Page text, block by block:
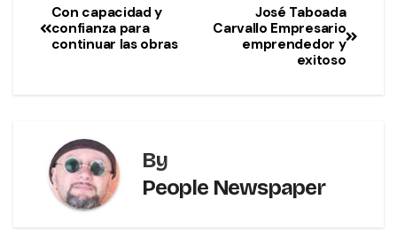
José Taboada
Carvallo Empresario
emprendedor y
exitoso
Con capacidad y
confianza para
continuar las obras
By
People Newspaper